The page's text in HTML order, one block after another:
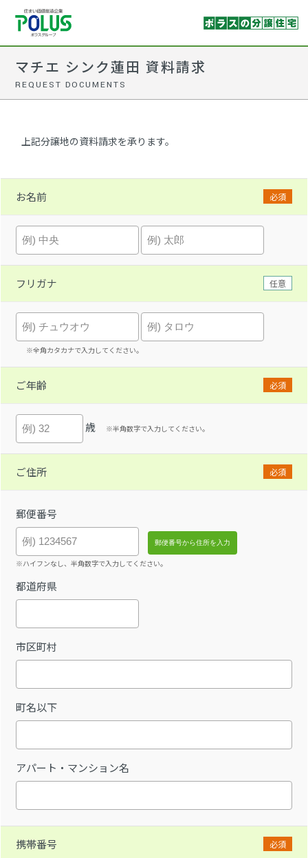
マチエ シンク蓮田 資料請求
REQUEST DOCUMENTS
上記分譲地の資料請求を承ります。
お名前 必須
フリガナ 任意
※全角カタカナで入力してください。
ご年齢 必須
歳 ※半角数字で入力してください。
ご住所 必須
郵便番号
※ハイフンなし、半角数字で入力してください。
都道府県
市区町村
町名以下
アパート・マンション名
携帯番号 必須